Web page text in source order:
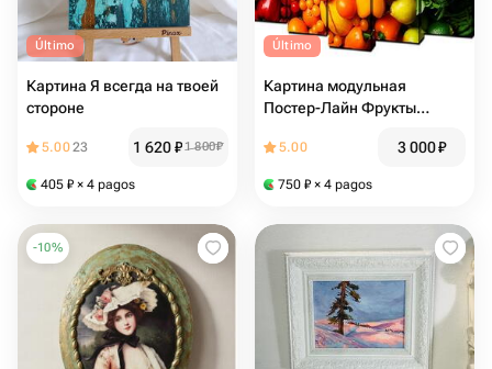
Último
Картина Я всегда на твоей
стороне
5.0023 1 620₽1 800₽
405 ₽ × 4 pagos
Último
Картина модульная
Постер-Лайн Фрукты
5.00 3 000₽
750 ₽ × 4 pagos
-10%